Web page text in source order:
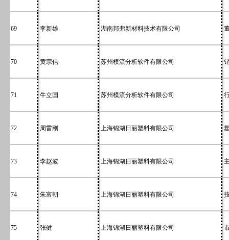
69 李新雄 湖南邦弗新材料技术有限公司
70 黄宗信 苏州模流分析软件有限公司
71 牛立国 苏州模流分析软件有限公司
72 周雷刚 上海锦湖日丽塑料有限公司
73 李赵波 上海锦湖日丽塑料有限公司
74 朱富朝 上海锦湖日丽塑料有限公司
75 张健 上海锦湖日丽塑料有限公司